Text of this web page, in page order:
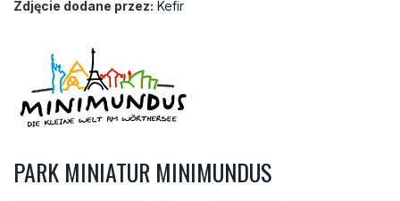
Zdjęcie dodane przez: Kefir
PARK MINIATUR MINIMUNDUS